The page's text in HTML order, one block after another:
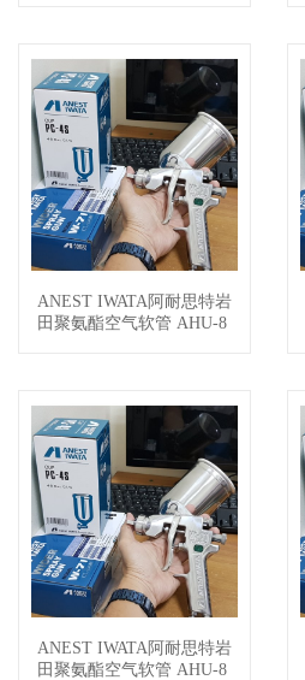
查看详情
ANEST IWATA阿耐思特岩
田聚氨酯空气软管 AHU-8
查看详情
ANEST IWATA阿耐思特岩
田聚氨酯空气软管 AHU-8